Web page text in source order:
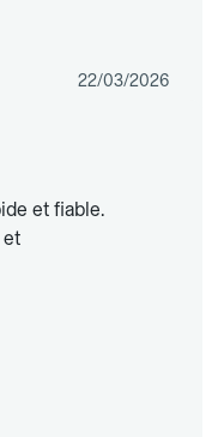
22/03/2026
et fiable.
et